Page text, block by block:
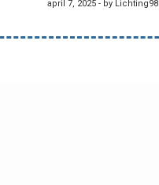
april 7, 2025 - by Lichting98